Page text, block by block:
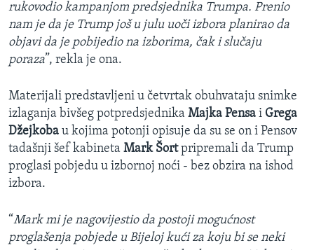
rukovodio kampanjom predsjednika Trumpa. Prenio
nam je da je Trump još u julu uoči izbora planirao da
objavi da je pobijedio na izborima, čak i slučaju
poraza”, rekla je ona.
Materijali predstavljeni u četvrtak obuhvataju snimke
izlaganja bivšeg potpredsjednika Majka Pensa i Grega
Džejkoba u kojima potonji opisuje da su se on i Pensov
tadašnji šef kabineta Mark Šortpripremali da Trump
proglasi pobjedu u izbornoj noći - bez obzira na ishod
izbora.
“Mark mi je nagovijestio da postoji mogućnost
proglašenja pobjede u Bijeloj kući za koju bi se neki